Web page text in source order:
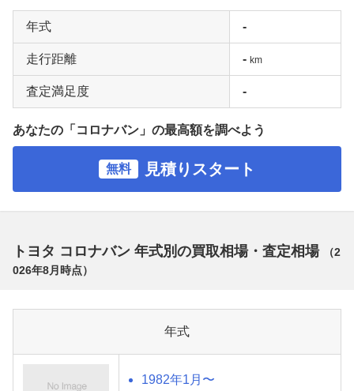
年式 -
走行距離 - km
査定満足度 -
あなたの「コロナバン」の最高額を調べよう
無料 見積りスタート
トヨタ コロナバン 年式別の買取相場・査定相場 （2
026年8月 時点）
年式
1982年1月〜